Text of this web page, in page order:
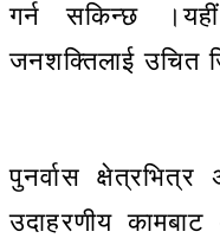
गर्न सकिन्छ
जनशक्तिलाई उचित
पुनर्वास
उदाहरणीय